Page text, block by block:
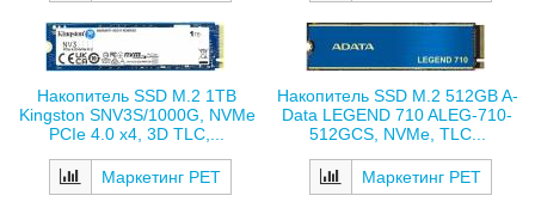
Накопитель SSD M.2 1TB
Kingston SNV3S/1000G, NVMe
PCIe 4.0 x4, 3D TLC,...
Маркетинг РЕТ
Накопитель SSD M.2 512GB A-
Data LEGEND 710 ALEG-710-
512GCS, NVMe, TLC...
Маркетинг РЕТ